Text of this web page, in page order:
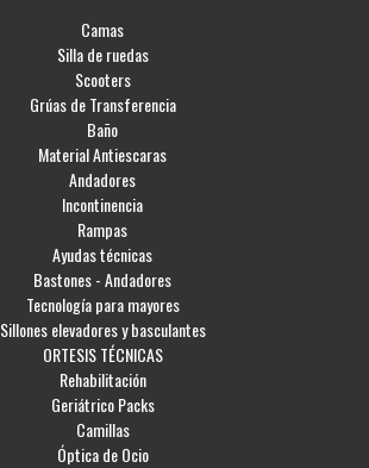
Camas
Silla de ruedas
Scooters
Grúas de Transferencia
Baño
Material Antiescaras
Andadores
Incontinencia
Rampas
Ayudas técnicas
Bastones - Andadores
Tecnología para mayores
Sillones elevadores y basculantes
ORTESIS TÉCNICAS
Rehabilitación
Geriátrico Packs
Camillas
Óptica de Ocio